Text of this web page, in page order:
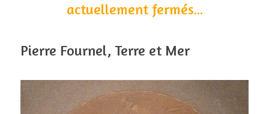
actuellement fermés...
Pierre Fournel, Terre et Mer